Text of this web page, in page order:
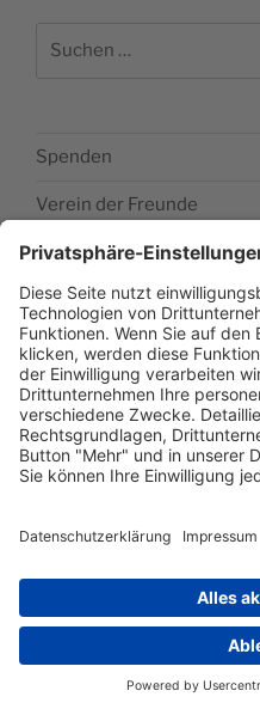
Spenden
Verein der Freunde
Impressum
Barrierefreiheitserklärung
Datenschutzerklärung
Newsletter abonieren
FacebookE‑Mail